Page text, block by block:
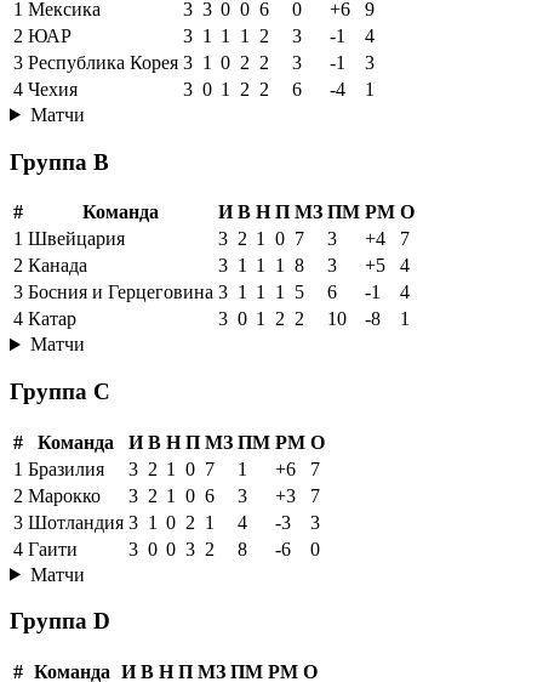
1 Мексика 3 3 0 0 6 0 +6
9
2 ЮАР 3 1 1 1 2 3 -1
4
3 Республика Корея 3 1 0 2 2 3 -1
3
4 Чехия 3 0 1 2 2 6 -4
1
Матчи
Группа B
# Команда И В Н П МЗ ПМ РМ О
1 Швейцария 3 2 1 0 7 3 +4
7
2 Канада 3 1 1 1 8 3 +5
4
3 Босния и Герцеговина 3 1 1 1 5 6 -1
4
4 Катар 3 0 1 2 2 10 -8
1
Матчи
Группа C
# Команда И В Н П МЗ ПМ РМ О
1 Бразилия 3 2 1 0 7 1 +6
7
2 Марокко 3 2 1 0 6 3 +3
7
3 Шотландия 3 1 0 2 1 4 -3
3
4 Гаити 3 0 0 3 2 8 -6
0
Матчи
Группа D
# Команда И В Н П МЗ ПМ РМ О